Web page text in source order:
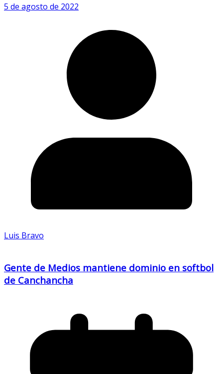
5 de agosto de 2022
Luis Bravo
Gente de Medios mantiene dominio en softbol
de Canchancha